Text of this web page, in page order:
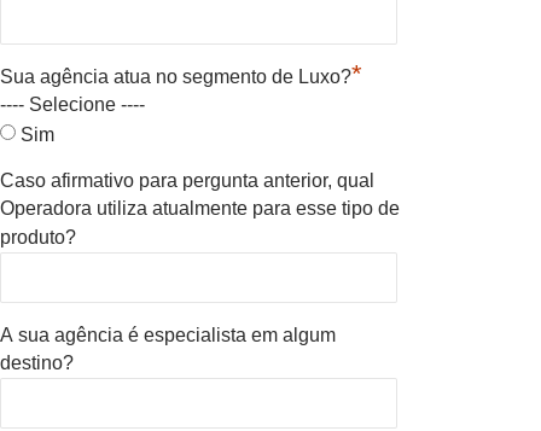
Sua agência atua no segmento de Luxo?*
---- Selecione ----
Sim
Caso afirmativo para pergunta anterior, qual
Operadora utiliza atualmente para esse tipo de
produto?
A sua agência é especialista em algum
destino?